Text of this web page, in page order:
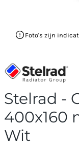
Foto's zijn
Stelrad -
400x160
Wit